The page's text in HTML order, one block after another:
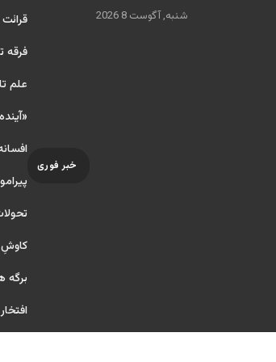
شنبه, آگوست 8 2026
خبر فوری
فرقه
علم
کاوشِ
برگه